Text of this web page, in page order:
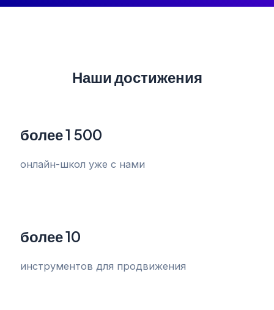
Наши достижения
более 1 500
онлайн-школ уже с нами
более 10
инструментов для продвижения